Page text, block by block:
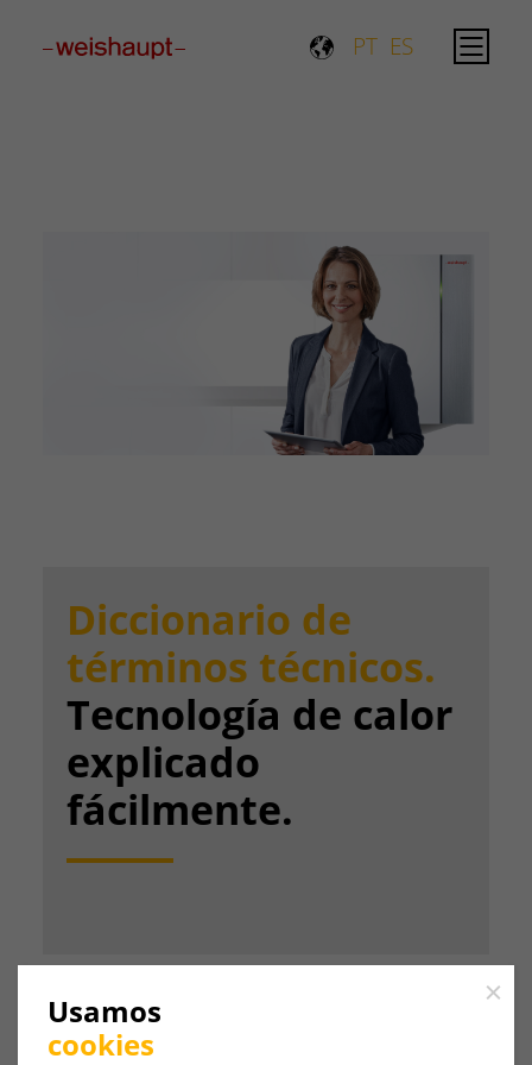
PT ES
Diccionario de
términos técnicos.
Tecnología de calor
explicado
fácilmente.
Close
Usamos
cookies